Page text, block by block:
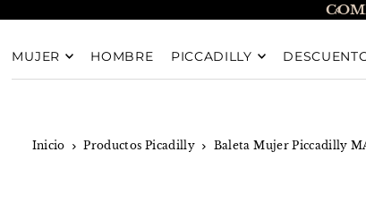
TRANSLATION MISSING:
MUJER HOMBRE PICCADILLY
Inicio Productos Picadilly Baleta Mujer Piccadilly